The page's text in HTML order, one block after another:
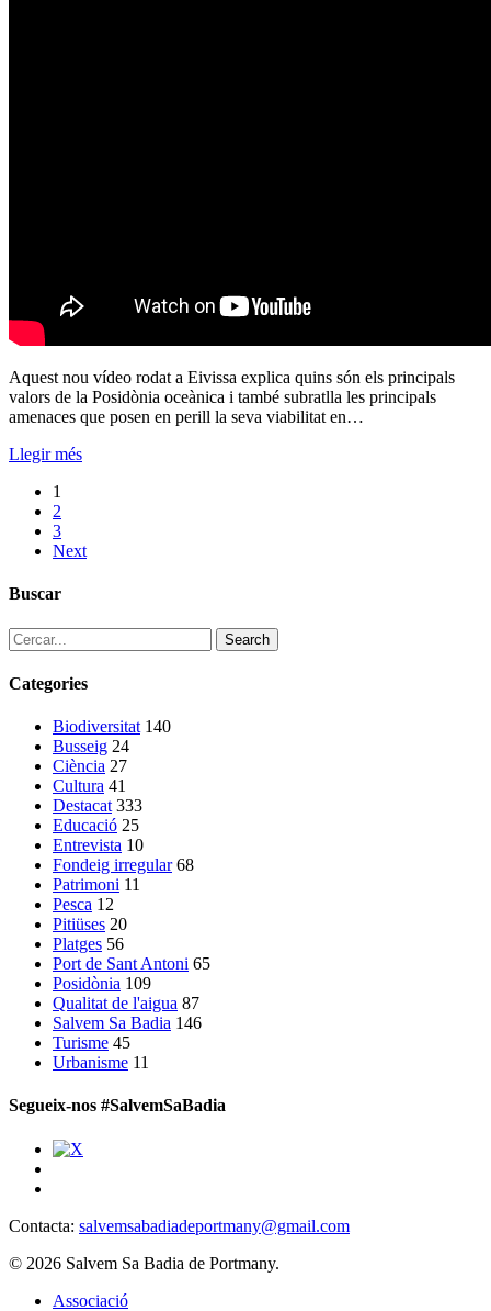
Aquest nou vídeo rodat a Eivissa explica quins són els principals
valors de la Posidònia oceànica i també subratlla les principals
amenaces que posen en perill la seva viabilitat en…
Llegir més
1
2
3
Next
Buscar
Search
Categories
Biodiversitat 140
Busseig 24
Ciència 27
Cultura 41
Destacat 333
Educació 25
Entrevista 10
Fondeig irregular 68
Patrimoni 11
Pesca 12
Pitiüses 20
Platges 56
Port de Sant Antoni 65
Posidònia 109
Qualitat de l'aigua 87
Salvem Sa Badia 146
Turisme 45
Urbanisme 11
Segueix-nos #SalvemSaBadia
Contacta: salvemsabadiadeportmany@gmail.com
© 2026 Salvem Sa Badia de Portmany.
Close
Associació